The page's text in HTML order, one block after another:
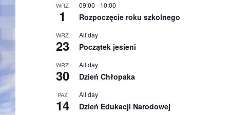
WRZ
1
09:00 - 10:00
Rozpoczęcie roku szkolnego
WRZ
23
All day
Początek jesieni
WRZ
30
All day
Dzień Chłopaka
PAŹ
14
All day
Dzień Edukacji Narodowej